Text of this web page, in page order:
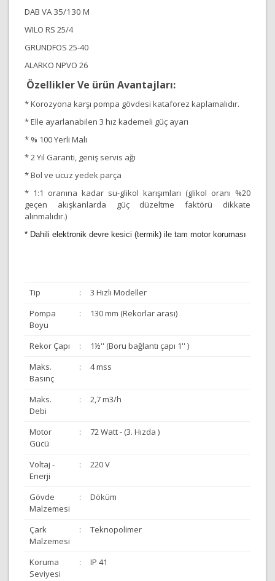
DAB VA 35/130 M
WILO RS 25/4
GRUNDFOS 25-40
ALARKO NPVO 26
Özellikler Ve ürün Avantajları:
* Korozyona karşı pompa gövdesi kataforez kaplamalıdır.
* Elle ayarlanabilen 3 hız kademeli güç ayarı
* % 100 Yerli Malı
* 2 Yıl Garanti, geniş servis ağı
* Bol ve ucuz yedek parça
* 1:1 oranına kadar su-glikol karışımları (glikol oranı %20
geçen akışkanlarda güç düzeltme faktörü dikkate
alınmalıdır.)
* Dahili elektronik devre kesici (termik) ile tam motor koruması
Tip :
3 Hızlı Modeller
Pompa
Boyu
: 130 mm (Rekorlar arası)
Rekor Çapı :
1½'' (Boru bağlantı çapı 1'' )
Maks.
Basınç
: 4 mss
Maks.
Debi
: 2,7 m3/h
Motor
Gücü
: 72 Watt - (3. Hızda )
Voltaj -
Enerji
: 220 V
Gövde
Malzemesi
: Döküm
Çark
Malzemesi
: Teknopolimer
Koruma
Seviyesi
: IP 41